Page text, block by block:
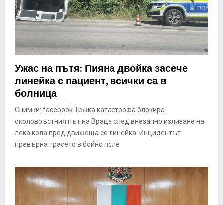
Ужас на пътя: Пияна двойка засече
линейка с пациент, всички са в
болница
Снимки: facebook Тежка катастрофа блокира
околовръстния път на Враца след внезапно излизане на
лека кола пред движеща се линейка. Инцидентът
превърна трасето в бойно поле